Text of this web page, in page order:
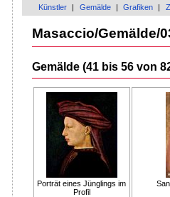
Künstler Gemälde Grafiken
Masaccio/Gemälde/
Gemälde (41 bis 56 von
Porträt eines Jünglings im
Profil